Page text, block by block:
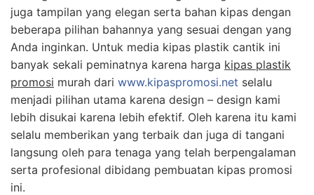
juga tampilan yang elegan serta bahan kipas dengan
beberapa pilihan bahannya yang sesuai dengan yang
Anda inginkan. Untuk media kipas plastik cantik ini
banyak sekali peminatnya karena harga kipas plastik
promosi murah dari www.kipaspromosi.net selalu
menjadi pilihan utama karena design – design kami
lebih disukai karena lebih efektif. Oleh karena itu kami
selalu memberikan yang terbaik dan juga di tangani
langsung oleh para tenaga yang telah berpengalaman
serta profesional dibidang pembuatan kipas promosi
ini.